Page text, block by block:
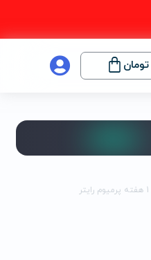
تومان